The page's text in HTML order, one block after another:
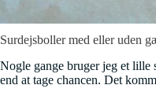
Surdejsboller med eller uden
Nogle gange bruger jeg et
end at tage chancen. Det